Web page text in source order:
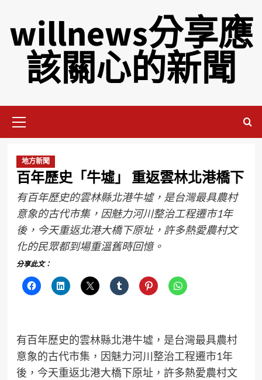
willnews分享應
該關心的新聞
地方新聞
百年歷史「牛墟」 重返雲林北港橋下
有百年歷史的雲林縣北港牛墟，是台灣最具農村
意象的古代市集，因魅力河川整治工程遷市1年
後，今天重返北港大橋下原址，許多熱愛農村文
化的民眾都到場重溫舊時回憶。
分享此文：
有百年歷史的雲林縣北港牛墟，是台灣最具農村
意象的古代市集，因魅力河川整治工程遷市1年
後，今天重返北港大橋下原址，許多熱愛農村文